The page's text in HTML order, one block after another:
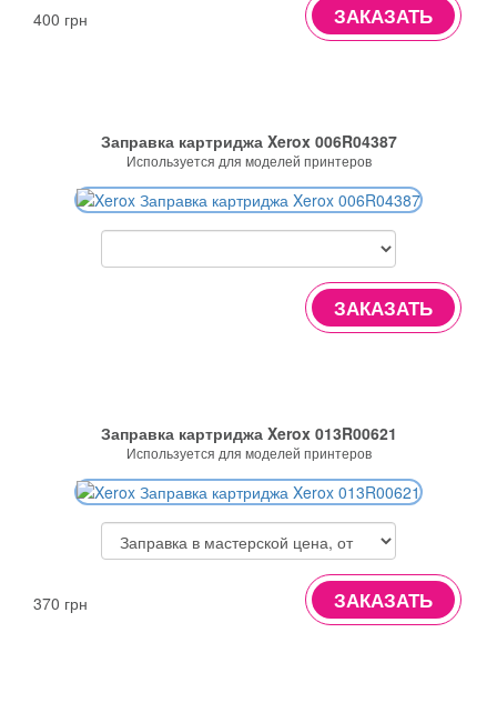
400 грн ЗАКАЗАТЬ
Заправка картриджа Xerox 006R04387
Используется для моделей принтеров
ЗАКАЗАТЬ
Заправка картриджа Xerox 013R00621
Используется для моделей принтеров
370 грн ЗАКАЗАТЬ